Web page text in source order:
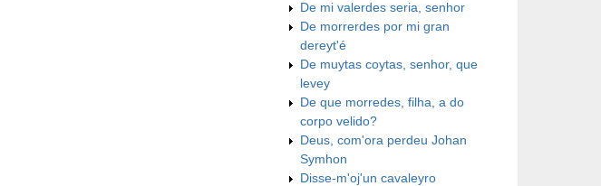
De mi valerdes seria, senhor
De morrerdes por mi gran
dereyt'é
De muytas coytas, senhor, que
levey
De que morredes, filha, a do
corpo velido?
Deus, com'ora perdeu Johan
Symhon
Disse-m'oj'un cavaleyro